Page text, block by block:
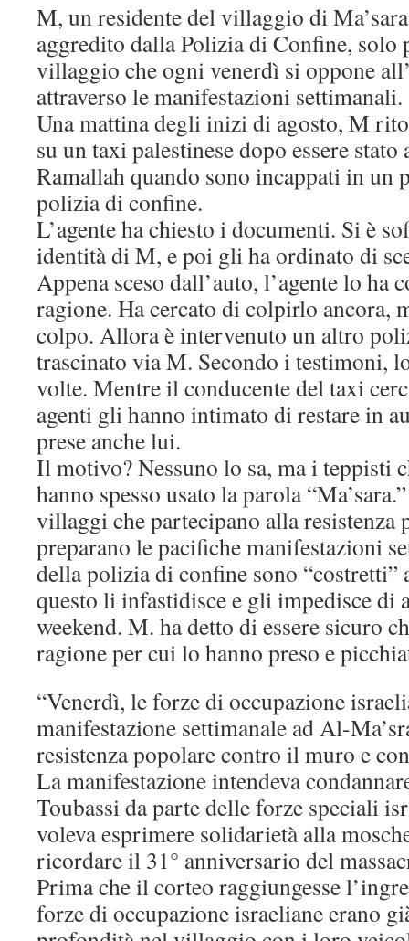
M, un residente del villaggio di
aggredito dalla Polizia di Confine, solo
villaggio che ogni venerdì si oppone
attraverso le manifestazioni settimanali.
Una mattina degli inizi di agosto, M
su un taxi palestinese dopo essere
Ramallah quando sono incappati in un
polizia di confine.
L’agente ha chiesto i documenti. Si è
identità di M, e poi gli ha ordinato di
Appena sceso dall’auto, l’agente lo ha
ragione. Ha cercato di colpirlo ancora,
colpo. Allora è intervenuto un altro
trascinato via M. Secondo i testimoni,
volte. Mentre il conducente del taxi
agenti gli hanno intimato di restare in
prese anche lui.
Il motivo? Nessuno lo sa, ma i teppisti
hanno spesso usato la parola
villaggi che partecipano alla resistenza
preparano le pacifiche manifestazioni
della polizia di confine sono “costretti”
questo li infastidisce e gli impedisce di
weekend. M. ha detto di essere sicuro
ragione per cui lo hanno preso e
“Venerdì, le forze di occupazione
manifestazione settimanale ad Al-
resistenza popolare contro il muro e
La manifestazione intendeva
Toubassi da parte delle forze speciali
voleva esprimere solidarietà alla
ricordare il 31° anniversario del
Prima che il corteo raggiungesse
forze di occupazione israeliane erano